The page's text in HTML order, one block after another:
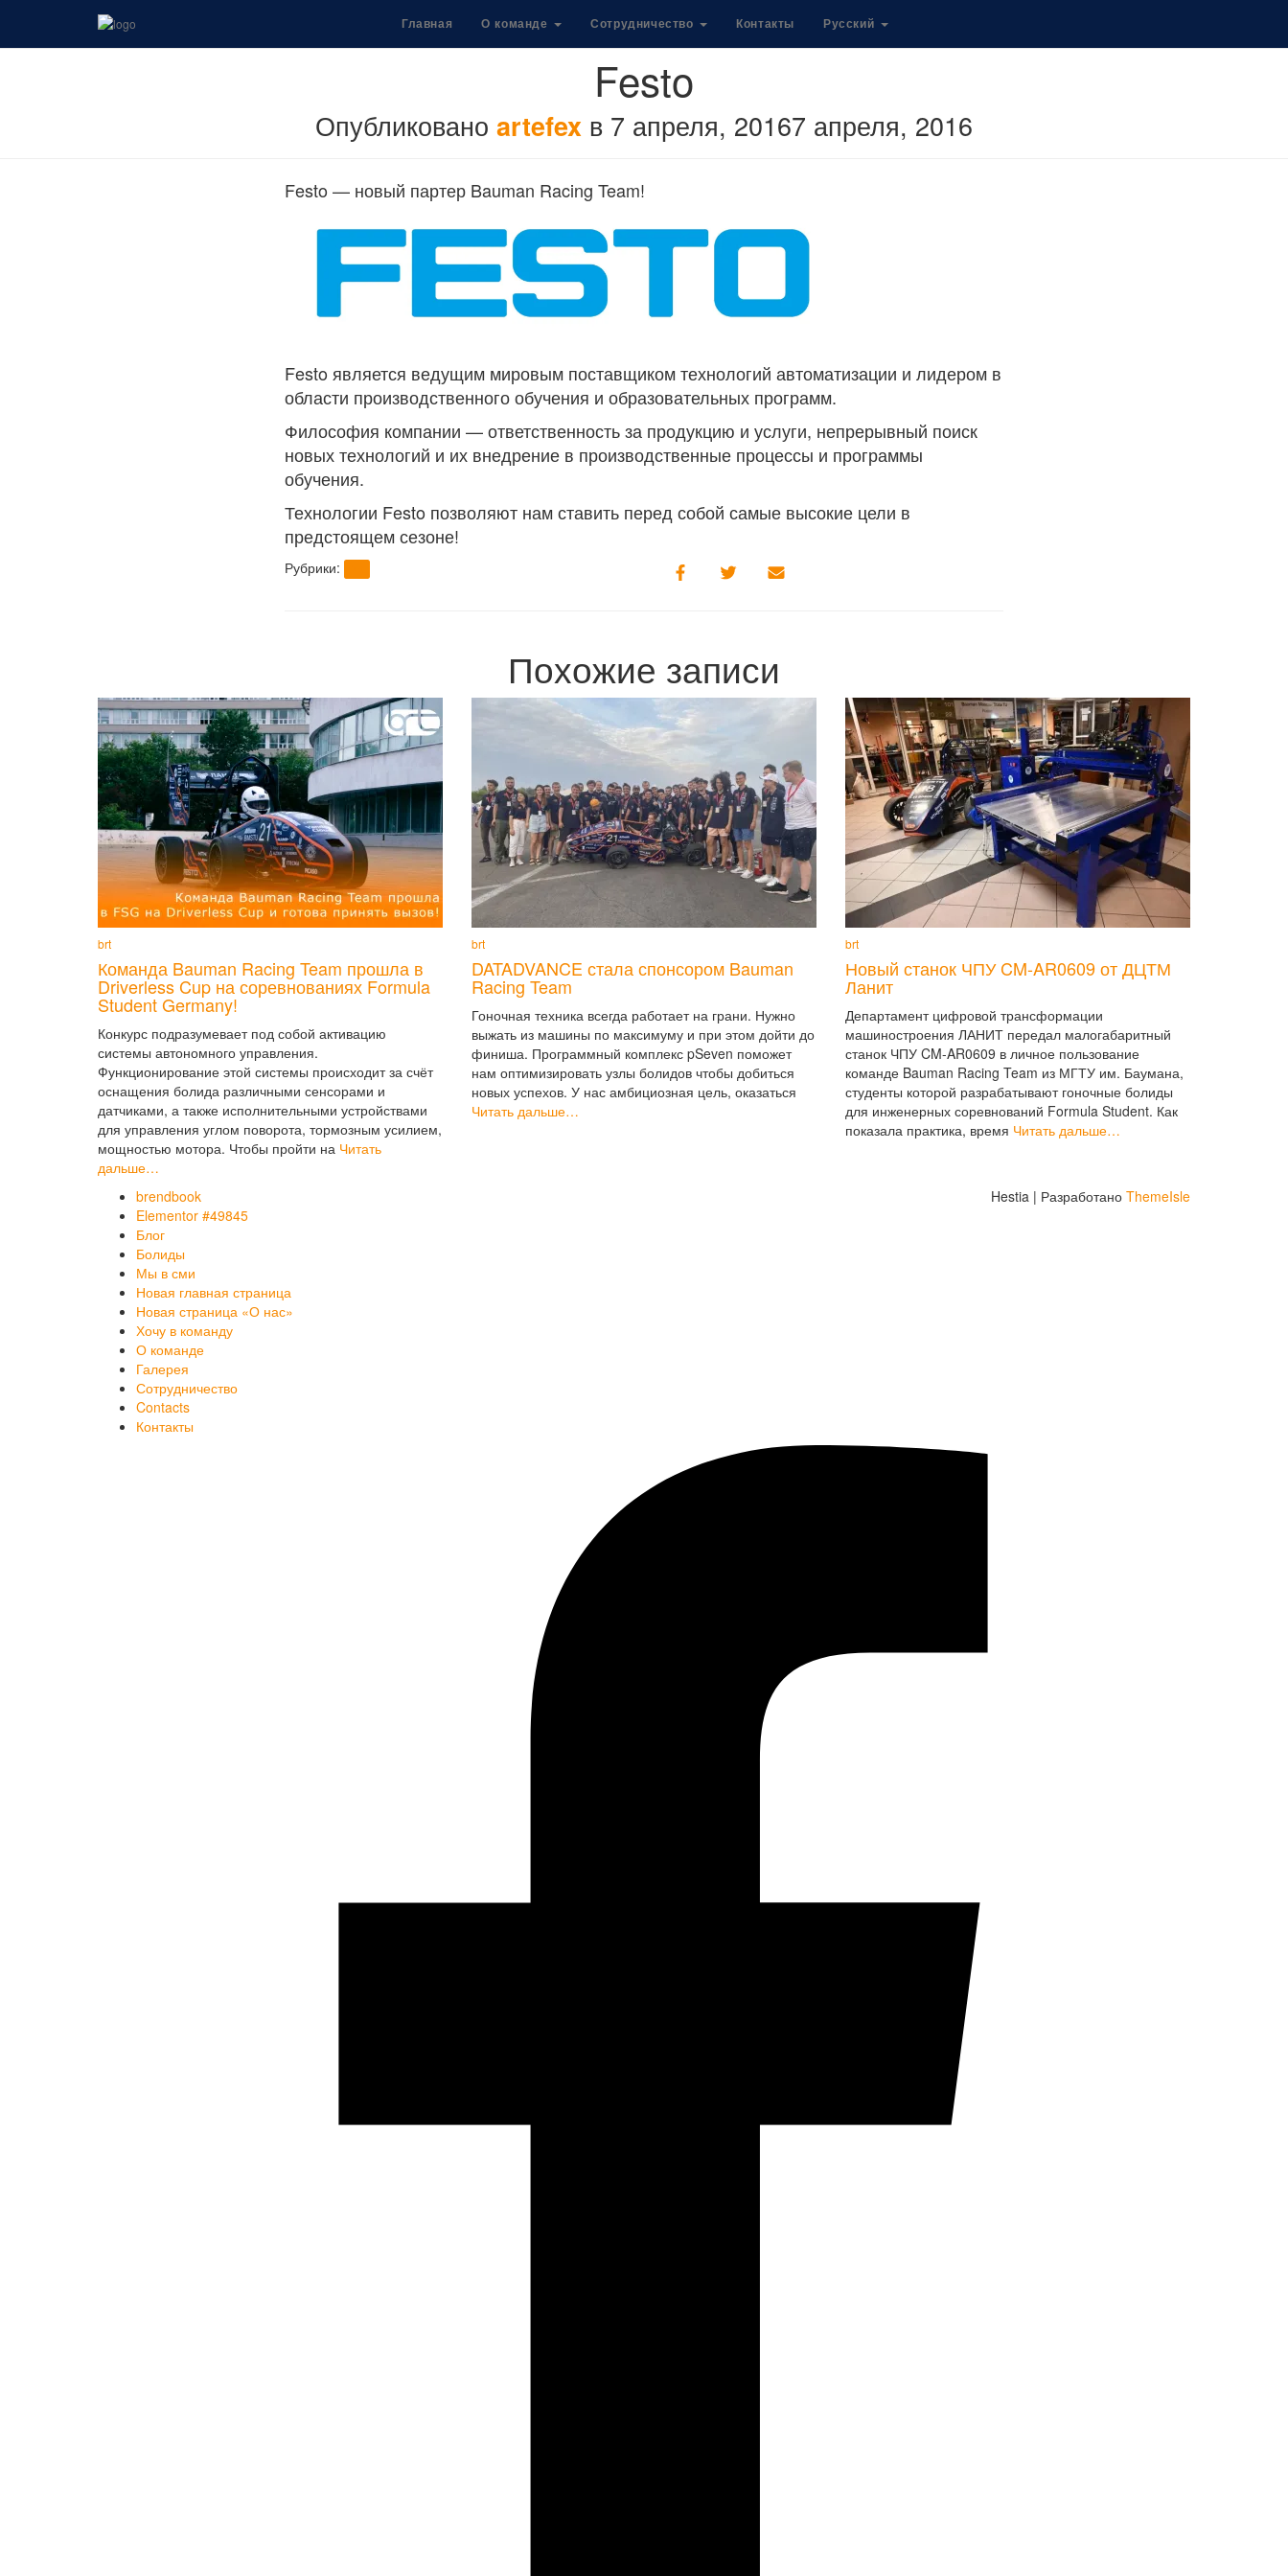
Главная О команде Сотрудничество Контакты Русский
Festo
Опубликовано artefex в 7 апреля, 20167 апреля, 2016
Festo — новый партер Bauman Racing Team!
Festo является ведущим мировым поставщиком технологий автоматизации и лидером в
области производственного обучения и образовательных программ.
Философия компании — ответственность за продукцию и услуги, непрерывный поиск
новых технологий и их внедрение в производственные процессы и программы
обучения.
Технологии Festo позволяют нам ставить перед собой самые высокие цели в
предстоящем сезоне!
Рубрики:
Похожие записи
brt
Команда Bauman Racing Team прошла в
Driverless Cup на соревнованиях Formula
Student Germany!
Конкурс подразумевает под собой активацию
системы автономного управления.
Функционирование этой системы происходит за счёт
оснащения болида различными сенсорами и
датчиками, а также исполнительными устройствами
для управления углом поворота, тормозным усилием,
мощностью мотора. Чтобы пройти на Читать
дальше…
brt
DATADVANCE стала спонсором Bauman
Racing Team
Гоночная техника всегда работает на грани. Нужно
выжать из машины по максимуму и при этом дойти до
финиша. Программный комплекс pSeven поможет
нам оптимизировать узлы болидов чтобы добиться
новых успехов. У нас амбициозная цель, оказаться
Читать дальше…
brt
Новый станок ЧПУ CM-AR0609 от ДЦТМ
Ланит
Департамент цифровой трансформации
машиностроения ЛАНИТ передал малогабаритный
станок ЧПУ CM-AR0609 в личное пользование
команде Bauman Racing Team из МГТУ им. Баумана,
студенты которой разрабатывают гоночные болиды
для инженерных соревнований Formula Student. Как
показала практика, время Читать дальше…
brendbook
Elementor #49845
Блог
Болиды
Мы в сми
Новая главная страница
Новая страница «О нас»
Хочу в команду
О команде
Галерея
Сотрудничество
Contacts
Контакты
Hestia | Разработано ThemeIsle